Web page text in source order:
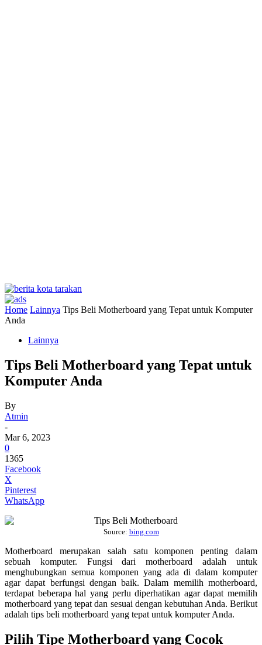
Home Lainnya Tips Beli Motherboard yang Tepat untuk Komputer
Anda
Lainnya
Tips Beli Motherboard yang Tepat untuk
Komputer Anda
By
Atmin
-
Mar 6, 2023
0
1365
Facebook
X
Pinterest
WhatsApp
Source: bing.com
Motherboard merupakan salah satu komponen penting dalam
sebuah komputer. Fungsi dari motherboard adalah untuk
menghubungkan semua komponen yang ada di dalam komputer
agar dapat berfungsi dengan baik. Dalam memilih motherboard,
terdapat beberapa hal yang perlu diperhatikan agar dapat memilih
motherboard yang tepat dan sesuai dengan kebutuhan Anda. Berikut
adalah tips beli motherboard yang tepat untuk komputer Anda.
Pilih Tipe Motherboard yang Cocok